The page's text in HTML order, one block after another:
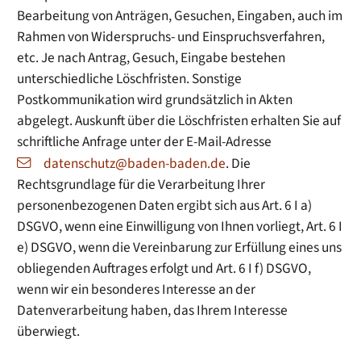
Bearbeitung von Anträgen, Gesuchen, Eingaben, auch im
Rahmen von Widerspruchs- und Einspruchsverfahren,
etc. Je nach Antrag, Gesuch, Eingabe bestehen
unterschiedliche Löschfristen. Sonstige
Postkommunikation wird grundsätzlich in Akten
abgelegt. Auskunft über die Löschfristen erhalten Sie auf
schriftliche Anfrage unter der E-Mail-Adresse
datenschutz@baden-baden.de. Die
Rechtsgrundlage für die Verarbeitung Ihrer
personenbezogenen Daten ergibt sich aus Art. 6 I a)
DSGVO, wenn eine Einwilligung von Ihnen vorliegt, Art. 6 I
e) DSGVO, wenn die Vereinbarung zur Erfüllung eines uns
obliegenden Auftrages erfolgt und Art. 6 I f) DSGVO,
wenn wir ein besonderes Interesse an der
Datenverarbeitung haben, das Ihrem Interesse
überwiegt.